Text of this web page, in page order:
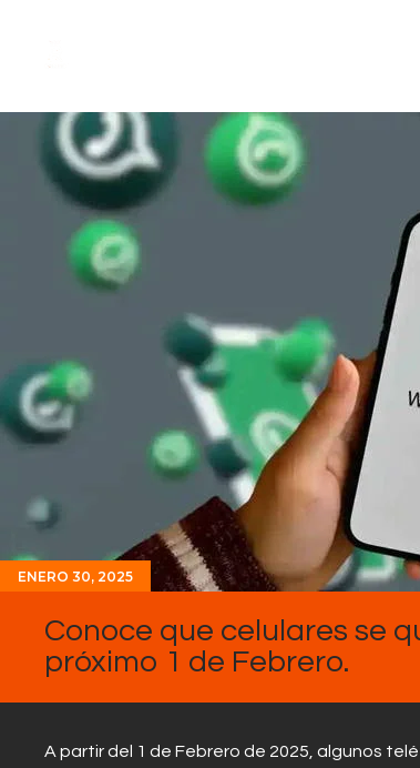
ENERO 30, 2025
Conoce que celulares se
próximo 1 de Febrero.
A partir del 1 de Febrero de 2025, algunos